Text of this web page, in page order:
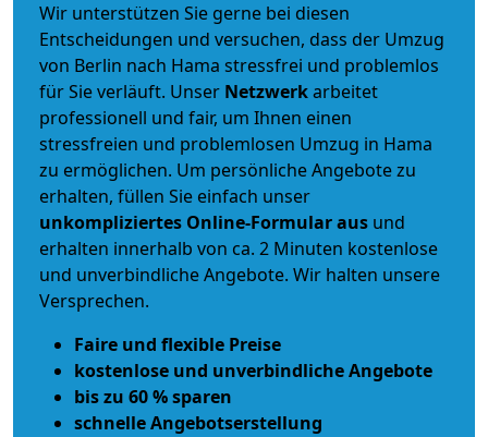
Wir unterstützen Sie gerne bei diesen
Entscheidungen und versuchen, dass der Umzug
von Berlin nach Hama stressfrei und problemlos
für Sie verläuft. Unser Netzwerkarbeitet
professionell und fair, um Ihnen einen
stressfreien und problemlosen Umzug in Hama
zu ermöglichen. Um persönliche Angebote zu
erhalten, füllen Sie einfach unser
unkompliziertes Online-Formular aus und
erhalten innerhalb von ca. 2 Minuten kostenlose
und unverbindliche Angebote. Wir halten unsere
Versprechen.
Faire und flexible Preise
kostenlose und unverbindliche Angebote
bis zu 60 % sparen
schnelle Angebotserstellung